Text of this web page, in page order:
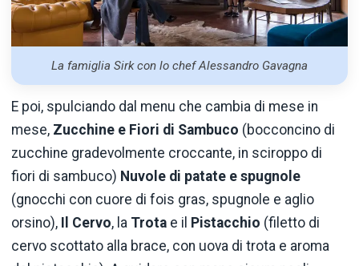
La famiglia Sirk con lo chef Alessandro Gavagna
E poi, spulciando dal menu che cambia di mese in
mese, Zucchine e Fiori di Sambuco (bocconcino di
zucchine gradevolmente croccante, in sciroppo di
fiori di sambuco) Nuvole di patate e spugnole
(gnocchi con cuore di fois gras, spugnole e aglio
orsino), Il Cervo, la Trota e il Pistacchio (filetto di
cervo scottato alla brace, con uova di trota e aroma